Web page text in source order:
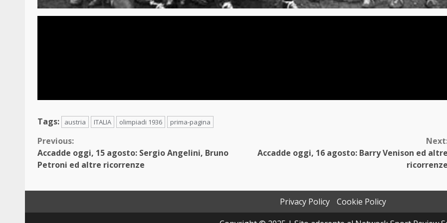
Tags: austria ITALIA olimpiadi 1936 prima-pagina
Continue
Reading
Previous:
Accadde oggi, 15 agosto: Sergio Angelini, Bruno
Petroni ed altre ricorrenze
Accadde oggi, 16 agosto: Barry Venison ed altre
ricorrenze
Privacy Policy
Cookie Policy